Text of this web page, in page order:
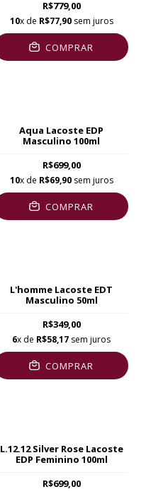
R$779,00
10x de R$77,90sem juros
COMPRAR
Aqua Lacoste EDP
Masculino 100ml
R$699,00
10x de R$69,90sem juros
COMPRAR
L'homme Lacoste EDT
Masculino 50ml
R$349,00
6x de R$58,17 sem juros
COMPRAR
L.12.12 Silver Rose Lacoste
EDP Feminino 100ml
R$699,00